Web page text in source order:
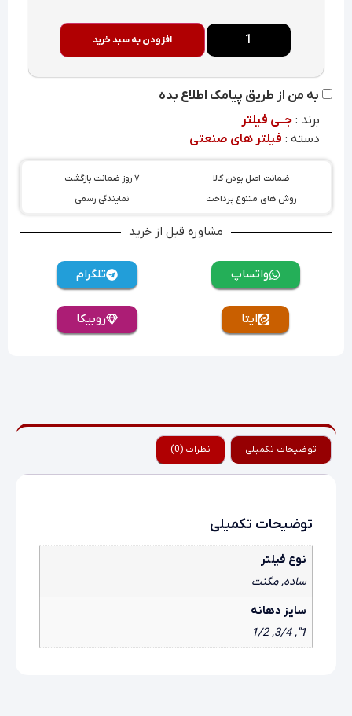
افزودن به سبد خرید
به من از طریق پیامک اطلاع بده
برند : جــی فیلتر
دسته : فیلتر های صنعتی
ضمانت اصل بودن کالا
۷ روز ضمانت بازگشت
روش های متنوع پرداخت
نمایندگی رسمی
مشاوره قبل از خرید
واتساپ تلگرام
ایتا روبیکا
توضیحات تکمیلی نظرات (0)
توضیحات تکمیلی
نوع فیلتر
ساده, مگنت
سایز دهانه
1", 3/4, 1/2